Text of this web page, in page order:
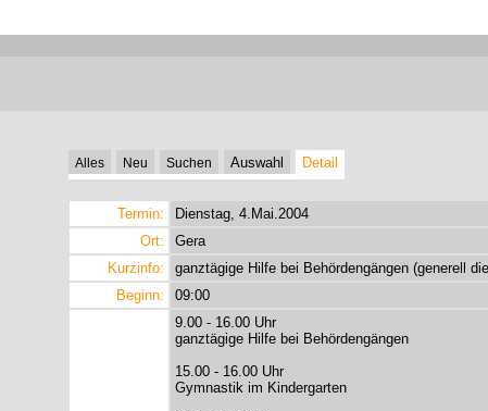
Alles Neu Suchen Auswahl Detail
Termin:
Dienstag, 4.Mai.2004
Ort:
Gera
Kurzinfo:
ganztägige Hilfe bei Behördengängen (generell
Beginn:
09:00
9.00 - 16.00 Uhr
ganztägige Hilfe bei Behördengängen
15.00 - 16.00 Uhr
Gymnastik im Kindergarten